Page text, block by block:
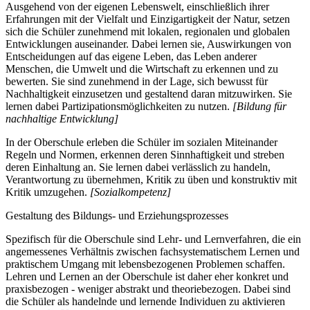
Ausgehend von der eigenen Lebenswelt, einschließlich ihrer
Erfahrungen mit der Vielfalt und Einzigartigkeit der Natur, setzen
sich die Schüler zunehmend mit lokalen, regionalen und globalen
Entwicklungen auseinander. Dabei lernen sie, Auswirkungen von
Entscheidungen auf das eigene Leben, das Leben anderer
Menschen, die Umwelt und die Wirtschaft zu erkennen und zu
bewerten. Sie sind zunehmend in der Lage, sich bewusst für
Nachhaltigkeit einzusetzen und gestaltend daran mitzuwirken. Sie
lernen dabei Partizipationsmöglichkeiten zu nutzen. [Bildung für
nachhaltige Entwicklung]
In der Oberschule erleben die Schüler im sozialen Miteinander
Regeln und Normen, erkennen deren Sinnhaftigkeit und streben
deren Einhaltung an. Sie lernen dabei verlässlich zu handeln,
Verantwortung zu übernehmen, Kritik zu üben und konstruktiv mit
Kritik umzugehen. [Sozialkompetenz]
Gestaltung des Bildungs- und Erziehungsprozesses
Spezifisch für die Oberschule sind Lehr- und Lernverfahren, die ein
angemessenes Verhältnis zwischen fachsystematischem Lernen und
praktischem Umgang mit lebensbezogenen Problemen schaffen.
Lehren und Lernen an der Oberschule ist daher eher konkret und
praxisbezogen - weniger abstrakt und theoriebezogen. Dabei sind
die Schüler als handelnde und lernende Individuen zu aktivieren